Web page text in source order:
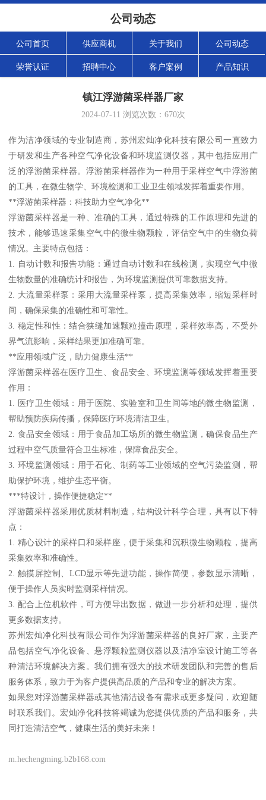
公司动态
公司首页 供应商机 关于我们 公司动态
荣誉认证 招聘中心 客户案例 产品知识
镇江浮游菌采样器厂家
2024-07-11 浏览次数： 670次
作为洁净领域的专业制造商，苏州宏灿净化科技有限公司一直致力
于研发和生产各种空气净化设备和环境监测仪器，其中包括应用广
泛的浮游菌采样器。浮游菌采样器作为一种用于采样空气中浮游菌
的工具，在微生物学、环境检测和工业卫生领域发挥着重要作用。
**浮游菌采样器：科技助力空气净化**
浮游菌采样器是一种、准确的工具，通过特殊的工作原理和先进的
技术，能够迅速采集空气中的微生物颗粒，评估空气中的生物负荷
情况。主要特点包括：
1. 自动计数和报告功能：通过自动计数和在线检测，实现空气中微
生物数量的准确统计和报告，为环境监测提供可靠数据支持。
2. 大流量采样泵：采用大流量采样泵，提高采集效率，缩短采样时
间，确保采集的准确性和可靠性。
3. 稳定性和性：结合狭缝加速颗粒撞击原理，采样效率高，不受外
界气流影响，采样结果更加准确可靠。
**应用领域广泛，助力健康生活**
浮游菌采样器在医疗卫生、食品安全、环境监测等领域发挥着重要
作用：
1. 医疗卫生领域：用于医院、实验室和卫生间等地的微生物监测，
帮助预防疾病传播，保障医疗环境清洁卫生。
2. 食品安全领域：用于食品加工场所的微生物监测，确保食品生产
过程中空气质量符合卫生标准，保障食品安全。
3. 环境监测领域：用于石化、制药等工业领域的空气污染监测，帮
助保护环境，维护生态平衡。
***特设计，操作便捷稳定**
浮游菌采样器采用优质材料制造，结构设计科学合理，具有以下特
点：
1. 精心设计的采样口和采样座，便于采集和沉积微生物颗粒，提高
采集效率和准确性。
2. 触摸屏控制、LCD显示等先进功能，操作简便，参数显示清晰，
便于操作人员实时监测采样情况。
3. 配合上位机软件，可方便导出数据，做进一步分析和处理，提供
更多数据支持。
苏州宏灿净化科技有限公司作为浮游菌采样器的良好厂家，主要产
品包括空气净化设备、悬浮颗粒监测仪器以及洁净室设计施工等各
种清洁环境解决方案。我们拥有强大的技术研发团队和完善的售后
服务体系，致力于为客户提供高品质的产品和专业的解决方案。
如果您对浮游菌采样器或其他清洁设备有需求或更多疑问，欢迎随
时联系我们。宏灿净化科技将竭诚为您提供优质的产品和服务，共
同打造清洁空气，健康生活的美好未来！
m.hechengming.b2b168.com